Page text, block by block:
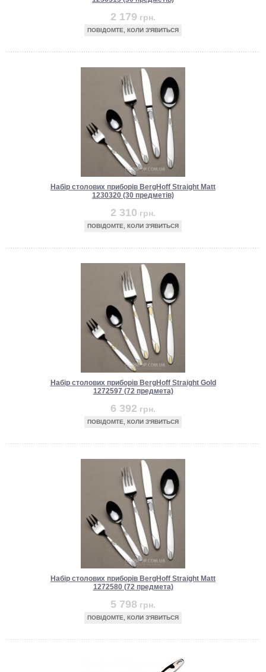
2 179 грн.
ПОВІДОМТЕ, КОЛИ З'ЯВИТЬСЯ
Набір столових приборів BergHoff Straight Matt
1230320 (30 предметів)
2 310 грн.
ПОВІДОМТЕ, КОЛИ З'ЯВИТЬСЯ
Набір столових приборів BergHoff Straight Gold
1272597 (72 предмета)
6 392 грн.
ПОВІДОМТЕ, КОЛИ З'ЯВИТЬСЯ
Набір столових приборів BergHoff Straight Matt
1272580 (72 предмета)
5 798 грн.
ПОВІДОМТЕ, КОЛИ З'ЯВИТЬСЯ